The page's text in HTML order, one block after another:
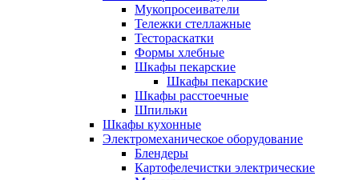
Мукопросеиватели
Тележки стеллажные
Тестораскатки
Формы хлебные
Шкафы пекарские
Шкафы пекарские
Шкафы расстоечные
Шпильки
Шкафы кухонные
Электромеханическое оборудование
Блендеры
Картофелечистки электрические